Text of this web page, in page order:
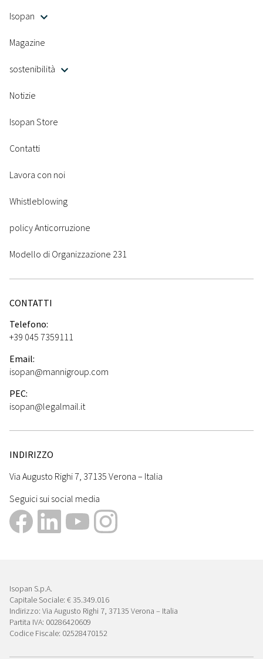
Isopan
Magazine
sostenibilità
Notizie
Isopan Store
Contatti
Lavora con noi
Whistleblowing
policy Anticorruzione
Modello di Organizzazione 231
CONTATTI
Telefono:
+39 045 7359111
Email:
isopan@mannigroup.com
PEC:
isopan@legalmail.it
INDIRIZZO
Via Augusto Righi 7, 37135 Verona – Italia
Seguici sui social media
Isopan S.p.A.
Capitale Sociale: € 35.349.016
Indirizzo: Via Augusto Righi 7, 37135 Verona – Italia
Partita IVA: 00286420609
Codice Fiscale: 02528470152